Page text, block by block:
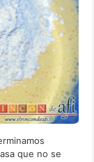
que no se